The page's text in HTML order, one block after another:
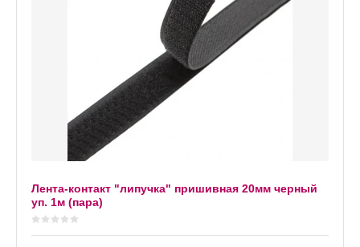
Лента-контакт "липучка" пришивная 20мм черный
уп. 1м (пара)